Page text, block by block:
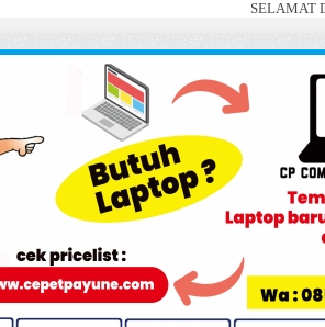
SELAMAT DATANG